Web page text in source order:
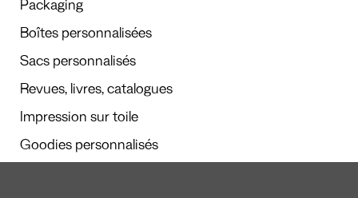
Packaging
Boîtes personnalisées
Sacs personnalisés
Revues, livres, catalogues
Impression sur toile
Goodies personnalisés